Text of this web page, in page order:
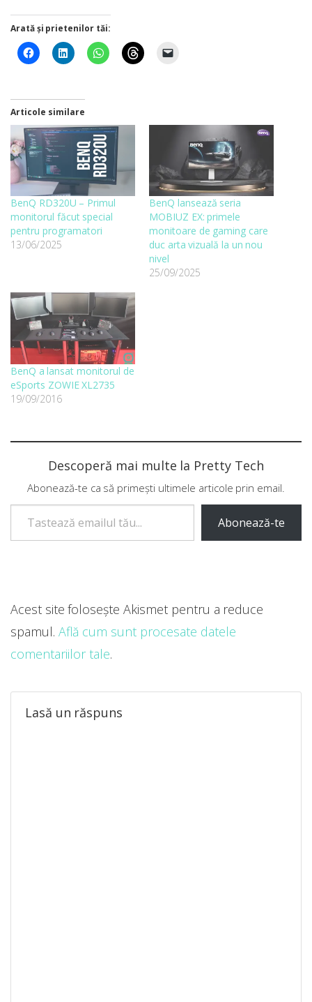
Arată și prietenilor tăi:
Articole similare
BenQ RD320U – Primul
monitorul făcut special
pentru programatori
13/06/2025
BenQ lansează seria
MOBIUZ EX: primele
monitoare de gaming care
duc arta vizuală la un nou
nivel
25/09/2025
BenQ a lansat monitorul de
eSports ZOWIE XL2735
19/09/2016
Descoperă mai multe la Pretty Tech
Abonează-te ca să primești ultimele articole prin email.
Tastează emailul tău...
Abonează-te
Lasă un răspuns
Acest site folosește Akismet pentru a reduce
spamul. Află cum sunt procesate datele
comentariilor tale.